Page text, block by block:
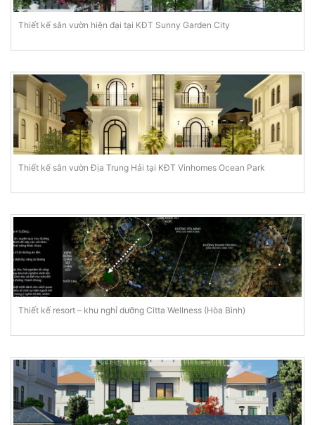
Thiết kế sân vườn hiện đại tại KĐT Sunny Garden City
Thiết kế sân vườn Địa Trung Hải tại KĐT Vinhomes Ocean Park
Thiết kế resort – khu nghỉ dưỡng Citta Wellness (Hòa Bình)